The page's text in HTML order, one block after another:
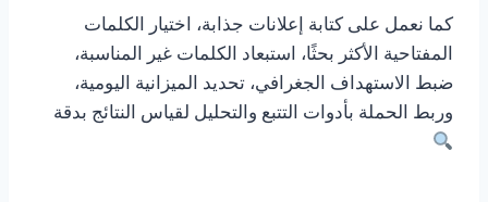
كما نعمل على كتابة إعلانات جذابة، اختيار الكلمات
المفتاحية الأكثر بحثًا، استبعاد الكلمات غير المناسبة،
ضبط الاستهداف الجغرافي، تحديد الميزانية اليومية،
وربط الحملة بأدوات التتبع والتحليل لقياس النتائج بدقة